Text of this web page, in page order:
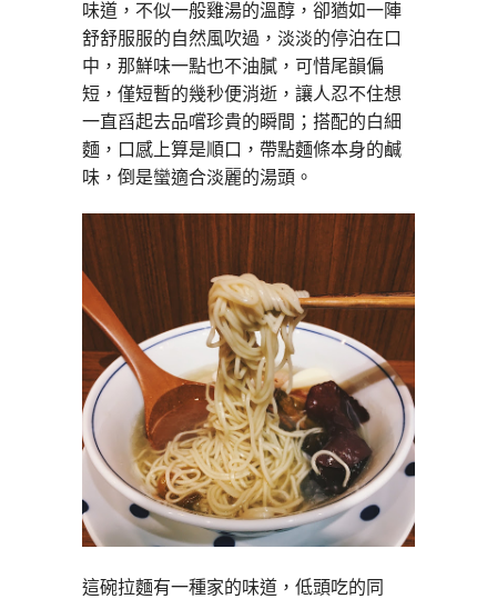
味道，不似一般雞湯的溫醇，卻猶如一陣
舒舒服服的自然風吹過，淡淡的停泊在口
中，那鮮味一點也不油膩，可惜尾韻偏
短，僅短暫的幾秒便消逝，讓人忍不住想
一直舀起去品嚐珍貴的瞬間；搭配的白細
麵，口感上算是順口，帶點麵條本身的鹹
味，倒是蠻適合淡麗的湯頭。
這碗拉麵有一種家的味道，低頭吃的同